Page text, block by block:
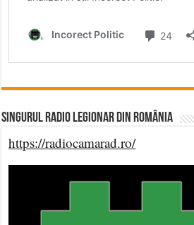
Singurul Radio Legionar din România
https://radiocamarad.ro/